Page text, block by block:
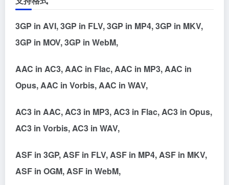
3GP in AVI, 3GP in FLV, 3GP in MP4, 3GP in MKV,
3GP in MOV, 3GP in WebM,
AAC in AC3, AAC in Flac, AAC in MP3, AAC in
Opus, AAC in Vorbis, AAC in WAV,
AC3 in AAC, AC3 in MP3, AC3 in Flac, AC3 in Opus,
AC3 in Vorbis, AC3 in WAV,
ASF in 3GP, ASF in FLV, ASF in MP4, ASF in MKV,
ASF in OGM, ASF in WebM,